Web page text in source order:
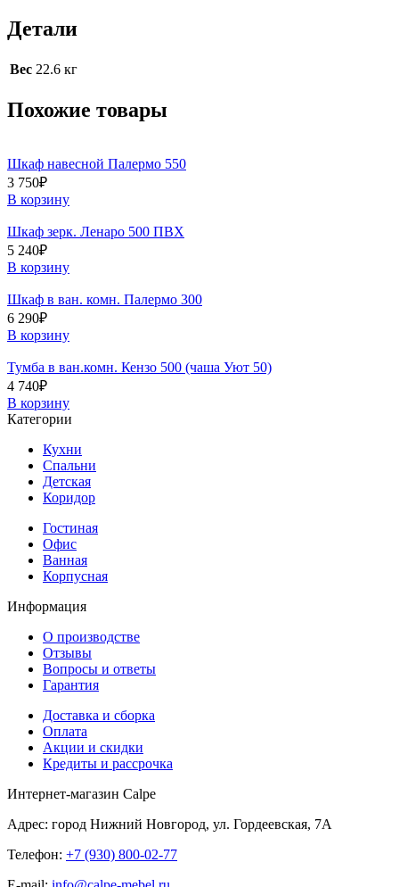
Детали
Вес 22.6 кг
Похожие товары
Шкаф навесной Палермо 550
3 750₽
В корзину
Шкаф зерк. Ленаро 500 ПВХ
5 240₽
В корзину
Шкаф в ван. комн. Палермо 300
6 290₽
В корзину
Тумба в ван.комн. Кензо 500 (чаша Уют 50)
4 740₽
В корзину
Категории
Кухни
Спальни
Детская
Коридор
Гостиная
Офис
Ванная
Корпусная
Информация
О производстве
Отзывы
Вопросы и ответы
Гарантия
Доставка и сборка
Оплата
Акции и скидки
Кредиты и рассрочка
Интернет-магазин Calpe
Адрес: город Нижний Новгород, ул. Гордеевская, 7А
Телефон: +7 (930) 800-02-77